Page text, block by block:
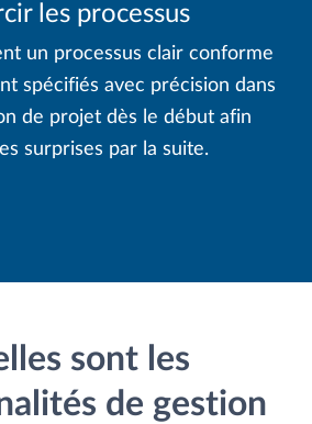
les processus
un processus clair conforme
spécifiés avec précision dans
de projet dès le début afin
surprises par la suite.
sont les
de gestion